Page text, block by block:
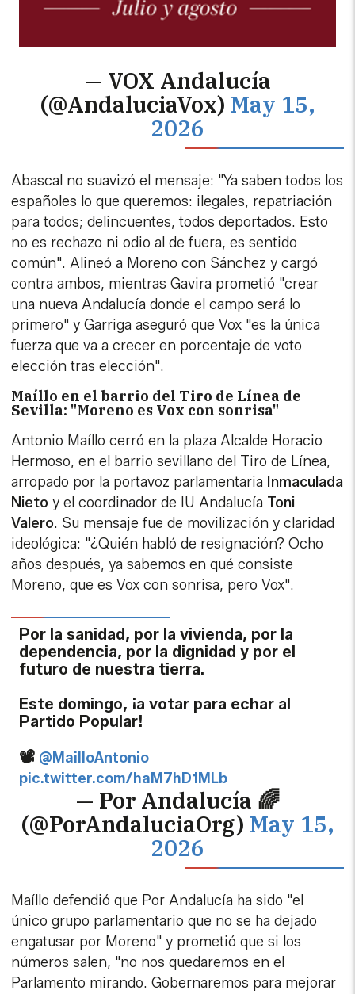
— VOX Andalucía
(@AndaluciaVox) May 15,
2026
Abascal no suavizó el mensaje: "Ya saben todos los
españoles lo que queremos: ilegales, repatriación
para todos; delincuentes, todos deportados. Esto
no es rechazo ni odio al de fuera, es sentido
común". Alineó a Moreno con Sánchez y cargó
contra ambos, mientras Gavira prometió "crear
una nueva Andalucía donde el campo será lo
primero" y Garriga aseguró que Vox "es la única
fuerza que va a crecer en porcentaje de voto
elección tras elección".
Maíllo en el barrio del Tiro de Línea de
Sevilla: "Moreno es Vox con sonrisa"
Antonio Maíllo cerró en la plaza Alcalde Horacio
Hermoso, en el barrio sevillano del Tiro de Línea,
arropado por la portavoz parlamentaria Inmaculada
Nietoy el coordinador de IU Andalucía Toni
Valero. Su mensaje fue de movilización y claridad
ideológica: "¿Quién habló de resignación? Ocho
años después, ya sabemos en qué consiste
Moreno, que es Vox con sonrisa, pero Vox".
Por la sanidad, por la vivienda, por la
dependencia, por la dignidad y por el
futuro de nuestra tierra.
Este domingo, ¡a votar para echar al
Partido Popular!
📽️ @MailloAntonio
pic.twitter.com/haM7hD1MLb
— Por Andalucía 🌈
(@PorAndaluciaOrg) May 15,
2026
Maíllo defendió que Por Andalucía ha sido "el
único grupo parlamentario que no se ha dejado
engatusar por Moreno" y prometió que si los
números salen, "no nos quedaremos en el
Parlamento mirando. Gobernaremos para mejorar